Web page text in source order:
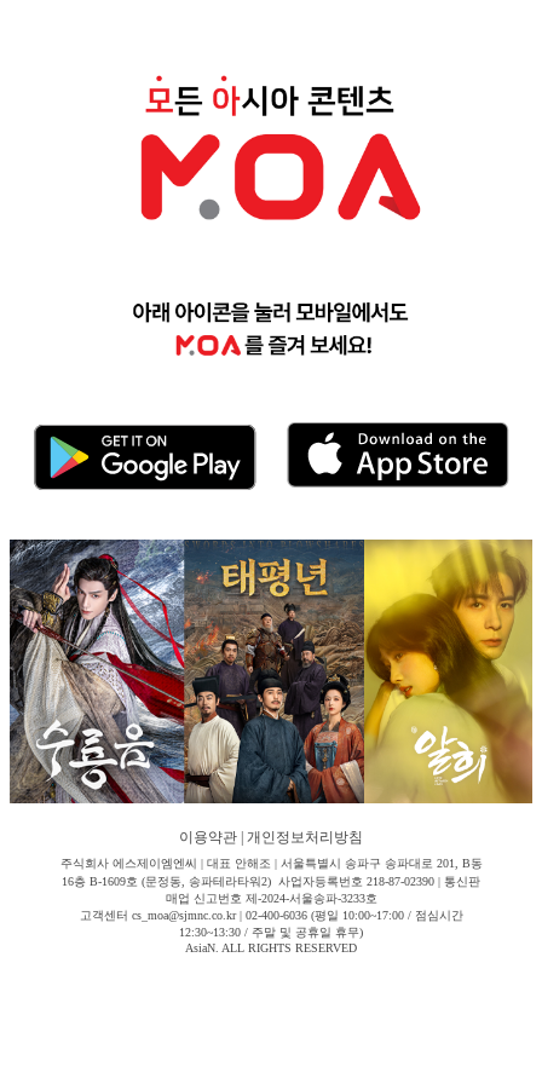
이용약관 개인정보처리방침
주식회사 에스제이엠엔씨 | 대표 안해조 | 서울특별시 송파구 송파대로 201, B동
16층 B-1609호 (문정동, 송파테라타워2) 사업자등록번호 218-87-02390 | 통신판
매업 신고번호 제-2024-서울송파-3233호
고객센터 cs_moa@sjmnc.co.kr | 02-400-6036 (평일 10:00~17:00 / 점심시간
12:30~13:30 / 주말 및 공휴일 휴무)
AsiaN. ALL RIGHTS RESERVED